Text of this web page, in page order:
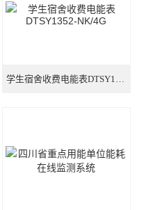
学生宿舍收费电能表DTSY1352-NK/4G